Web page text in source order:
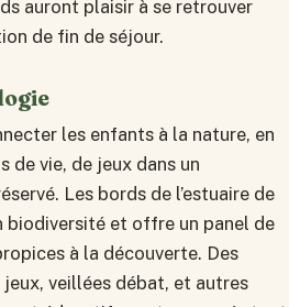
auront plaisir à se retrouver
de fin de séjour.
les enfants à la nature, en
de vie, de jeux dans un
Les bords de l’estuaire de
biodiversité et offre un panel de
à la découverte. Des
veillées débat, et autres